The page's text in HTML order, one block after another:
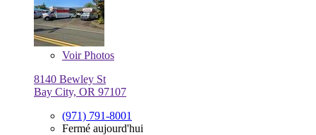
VoirPhotos
8140 Bewley St
Bay City, OR 97107
(971) 791-8001
Fermé aujourd'hui